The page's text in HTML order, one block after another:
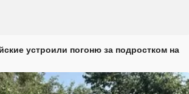
устроили погоню за подростком на